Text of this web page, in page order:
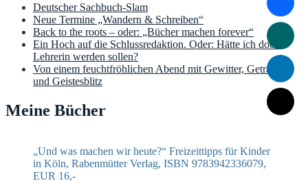
Deutscher Sachbuch-Slam
Neue Termine „Wandern & Schreiben“
Back to the roots – oder: „Bücher machen forever“
Ein Hoch auf die Schlussredaktion. Oder: Hätte ich doch
Lehrerin werden sollen?
Von einem feuchtfröhlichen Abend mit Gewitter, Getränken
und Geistesblitz
Meine Bücher
„Und was machen wir heute?“ Freizeittipps für Kinder
in Köln, Rabenmütter Verlag, ISBN 9783942336079,
EUR 16,-